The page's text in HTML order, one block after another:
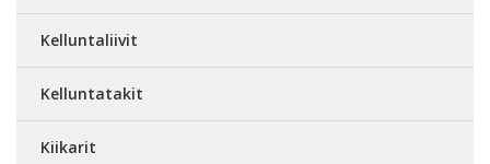
Kelluntaliivit
Kelluntatakit
Kiikarit